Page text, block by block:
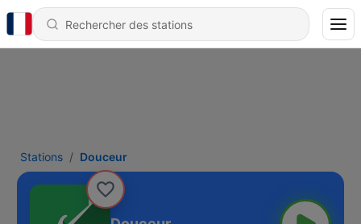
Stations Douceur